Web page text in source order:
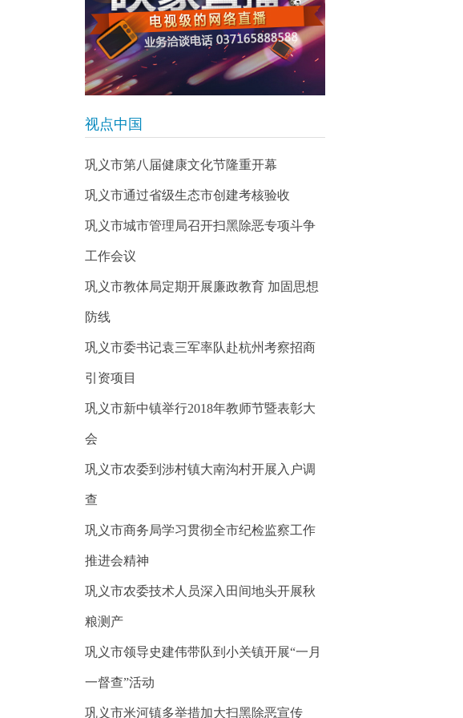
视点中国
巩义市第八届健康文化节隆重开幕
巩义市通过省级生态市创建考核验收
巩义市城市管理局召开扫黑除恶专项斗争
工作会议
巩义市教体局定期开展廉政教育 加固思想
防线
巩义市委书记袁三军率队赴杭州考察招商
引资项目
巩义市新中镇举行2018年教师节暨表彰大
会
巩义市农委到涉村镇大南沟村开展入户调
查
巩义市商务局学习贯彻全市纪检监察工作
推进会精神
巩义市农委技术人员深入田间地头开展秋
粮测产
巩义市领导史建伟带队到小关镇开展“一月
一督查”活动
巩义市米河镇多举措加大扫黑除恶宣传